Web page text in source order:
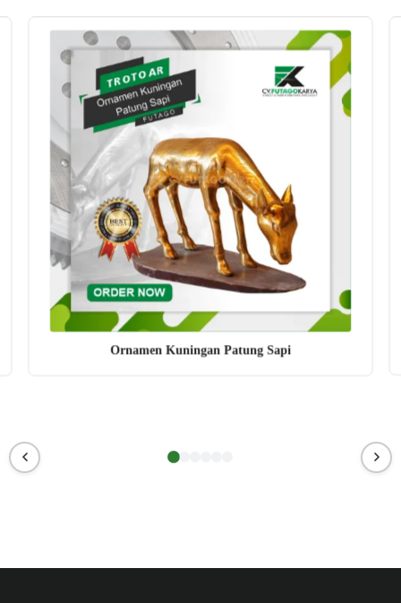
Ornamen Kuningan Patung Sapi